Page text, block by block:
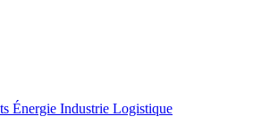
Énergie Industrie Logistique